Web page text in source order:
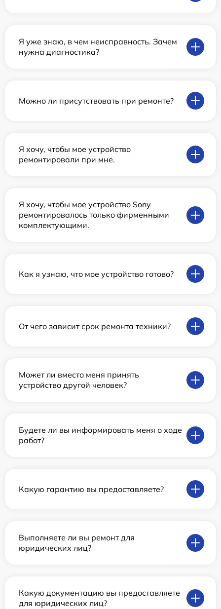
Я уже знаю, в чем неисправность. Зачем
нужна диагностика?
Можно ли присутствовать при ремонте?
Я хочу, чтобы мое устройство
ремонтировали при мне.
Я хочу, чтобы мое устройство Sony
ремонтировалось только фирменными
комплектующими.
Как я узнаю, что мое устройство готово?
От чего зависит срок ремонта техники?
Может ли вместо меня принять
устройство другой человек?
Будете ли вы информировать меня о ходе
работ?
Какую гарантию вы предоставляете?
Выполняете ли вы ремонт для
юридических лиц?
Какую документацию вы предоставляете
для юридических лиц?